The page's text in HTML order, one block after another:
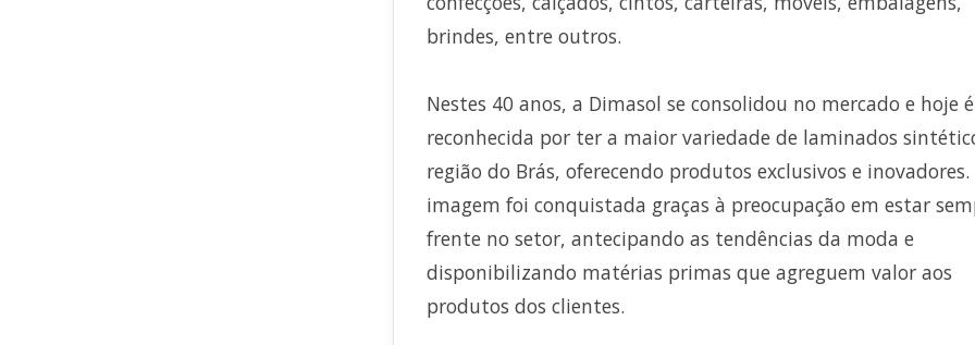
brindes, entre outros.
Nestes 40 anos, a Dimasol se consolidou no mercado e hoje é
reconhecida por ter a maior variedade de laminados
região do Brás, oferecendo produtos exclusivos e inovadores.
imagem foi conquistada graças à preocupação em estar
frente no setor, antecipando as tendências da moda e
disponibilizando matérias primas que agreguem valor aos
produtos dos clientes.